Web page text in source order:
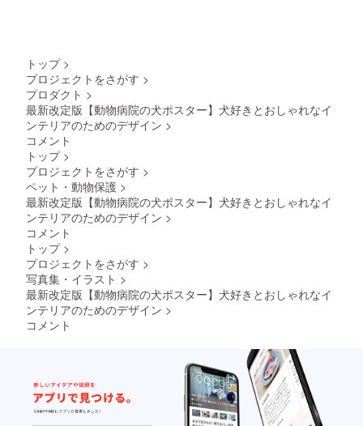
輸160サ
要とな
ります)
況、製
造工程
荷時期
が遅れ
る場合
があり
ます
定」月
の月末
島へは
別途中
をご案
内しま
マト運
輸160サ
イズに
て2,200
円程の
中継料
トップ >
プロジェクトをさがす >
プロダクト >
最新改定版【動物病院の犬ポスター】犬好きとおしゃれなイ
ンテリアのためのデザイン >
コメント
トップ >
プロジェクトをさがす >
ペット・動物保護 >
最新改定版【動物病院の犬ポスター】犬好きとおしゃれなイ
ンテリアのためのデザイン >
コメント
トップ >
プロジェクトをさがす >
写真集・イラスト >
最新改定版【動物病院の犬ポスター】犬好きとおしゃれなイ
ンテリアのためのデザイン >
コメント